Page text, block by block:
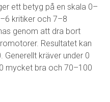
ett betyg på en skala 0–
kritiker och 7–8
genom att dra bort
Resultatet kan
kräver under 0
mycket bra och 70–100